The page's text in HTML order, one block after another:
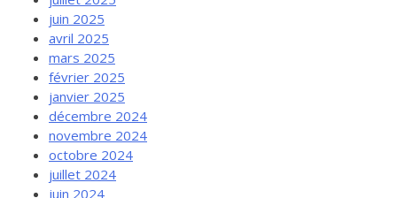
juin 2025
avril 2025
mars 2025
février 2025
janvier 2025
décembre 2024
novembre 2024
octobre 2024
juillet 2024
juin 2024